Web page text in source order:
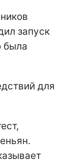
запуск
была
для